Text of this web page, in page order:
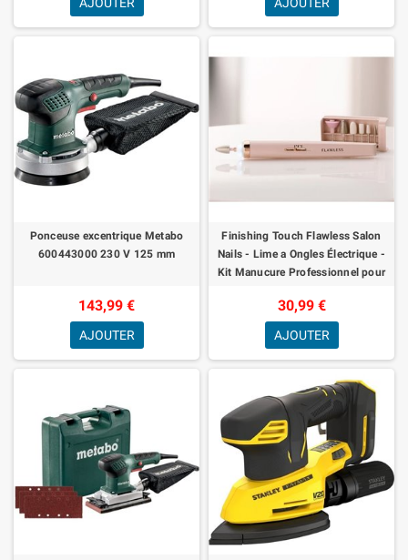
Ponceuse excentrique Metabo
600443000 230 V 125 mm
143,99 €
AJOUTER
Finishing Touch Flawless Salon
Nails - Lime a Ongles Électrique -
Kit Manucure Professionnel pour
30,99 €
AJOUTER